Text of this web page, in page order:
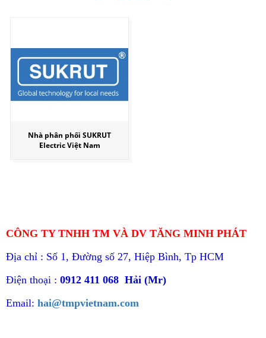
Nhà phân phối SUKRUT
Electric Việt Nam
CÔNG TY TNHH TM VÀ DV TĂNG MINH PHÁT
Địa chỉ : Số 1, Đường số 27, Hiệp Bình, Tp HCM
Điện thoại : 0912 411 068 Hải (Mr)
Email: hai@tmpvietnam.com